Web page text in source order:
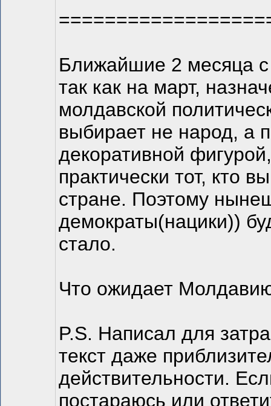
Ближайшие 2 месяца с
так как на март,
молдавской
выбирает не народ, а
декоративной
практически тот, кто
стране. Поэтому
демократы(нацики))
стало.
Что ожидает
P.S. Написал для
текст даже
действительности.
постараюсь или